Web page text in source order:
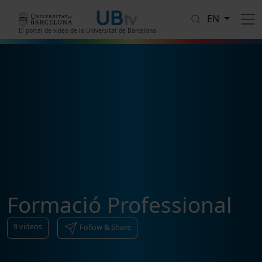
El portal de vídeo de la Universitat de Barcelona
EN
Formació Professional
9videos Follow & Share